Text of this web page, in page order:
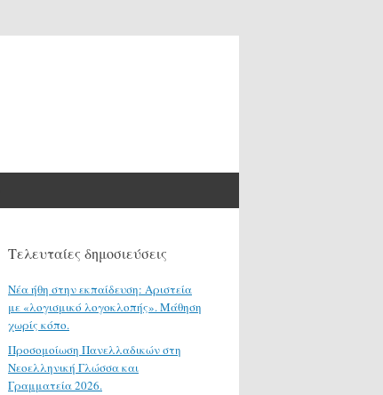
Τελευταίες δημοσιεύσεις
Νέα ήθη στην εκπαίδευση: Αριστεία
με «λογισμικό λογοκλοπής». Μάθηση
χωρίς κόπο.
Προσομοίωση Πανελλαδικών στη
Νεοελληνική Γλώσσα και
Γραμματεία 2026.